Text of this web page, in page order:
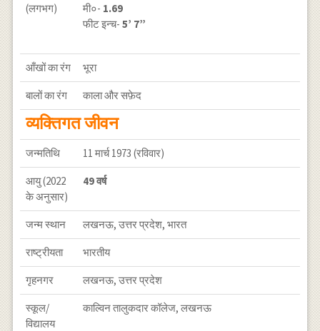
(लगभग)
मी०- 1.69
फीट इन्च- 5’ 7”
आँखों का रंग भूरा
बालों का रंग काला और सफ़ेद
व्यक्तिगत जीवन
जन्मतिथि 11 मार्च 1973 (रविवार)
आयु (2022
के अनुसार)
49 वर्ष
जन्म स्थान लखनऊ, उत्तर प्रदेश, भारत
राष्ट्रीयता भारतीय
गृहनगर लखनऊ, उत्तर प्रदेश
स्कूल/
विद्यालय
काल्विन तालुकदार कॉलेज, लखनऊ